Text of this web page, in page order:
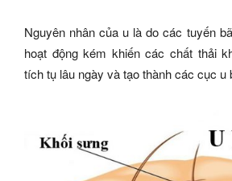
Nguyên nhân của u là do các tuyến
hoạt động kém khiến các chất thải
tích tụ lâu ngày và tạo thành các cục u